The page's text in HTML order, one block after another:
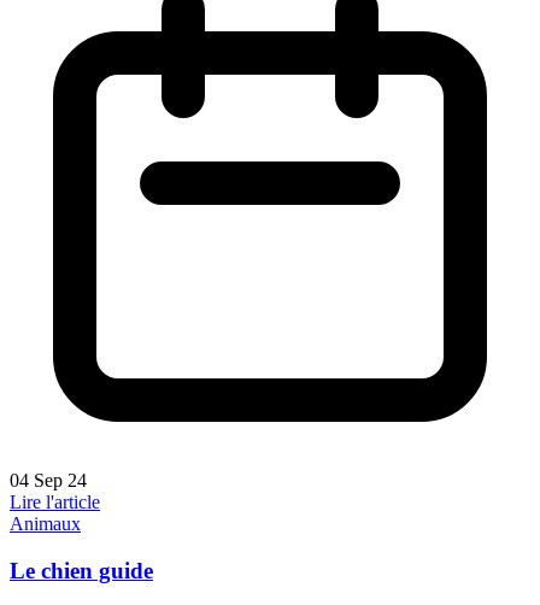
04 Sep 24
Lire l'article
Animaux
Le chien guide